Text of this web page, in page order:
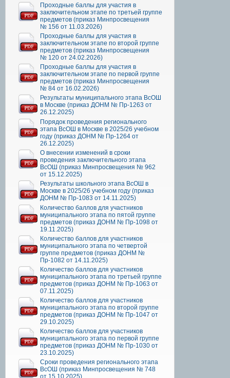
Проходные баллы для участия в
заключительном этапе по третьей группе
предметов (приказ Минпросвещения
№ 156 от 11.03.2026)
Проходные баллы для участия в
заключительном этапе по второй группе
предметов (приказ Минпросвещения
№ 120 от 24.02.2026)
Проходные баллы для участия в
заключительном этапе по первой группе
предметов (приказ Минпросвещения
№ 84 от 16.02.2026)
Результаты муниципального этапа ВсОШ
в Москве (приказ ДОНМ № Пр-1263 от
26.12.2025)
Порядок проведения регионального
этапа ВсОШ в Москве в 2025/26 учебном
году (приказ ДОНМ № Пр-1264 от
26.12.2025)
О внесении изменений в сроки
проведения заключительного этапа
ВсОШ (приказ Минпросвещения № 962
от 15.12.2025)
Результаты школьного этапа ВсОШ в
Москве в 2025/26 учебном году (приказ
ДОНМ № Пр-1083 от 14.11.2025)
Количество баллов для участников
муниципального этапа по пятой группе
предметов (приказ ДОНМ № Пр-1098 от
19.11.2025)
Количество баллов для участников
муниципального этапа по четвертой
группе предметов (приказ ДОНМ №
Пр-1082 от 14.11.2025)
Количество баллов для участников
муниципального этапа по третьей группе
предметов (приказ ДОНМ № Пр-1063 от
07.11.2025)
Количество баллов для участников
муниципального этапа по второй группе
предметов (приказ ДОНМ № Пр-1047 от
29.10.2025)
Количество баллов для участников
муниципального этапа по первой группе
предметов (приказ ДОНМ № Пр-1030 от
23.10.2025)
Сроки проведения регионального этапа
ВсОШ (приказ Минпросвещения № 748
от 15.10.2025)